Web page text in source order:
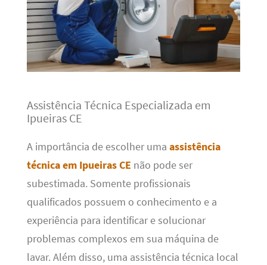
Assistência Técnica Especializada em
Ipueiras CE
A importância de escolher uma assistência
técnica em Ipueiras CE não pode ser
subestimada. Somente profissionais
qualificados possuem o conhecimento e a
experiência para identificar e solucionar
problemas complexos em sua máquina de
lavar. Além disso, uma assistência técnica local